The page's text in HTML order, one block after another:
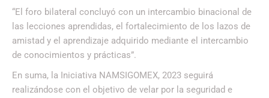
“El foro bilateral concluyó con un intercambio binacional de
las lecciones aprendidas, el fortalecimiento de los lazos de
amistad y el aprendizaje adquirido mediante el intercambio
de conocimientos y prácticas”.
En suma, la Iniciativa NAMSIGOMEX, 2023 seguirá
realizándose con el objetivo de velar por la seguridad e